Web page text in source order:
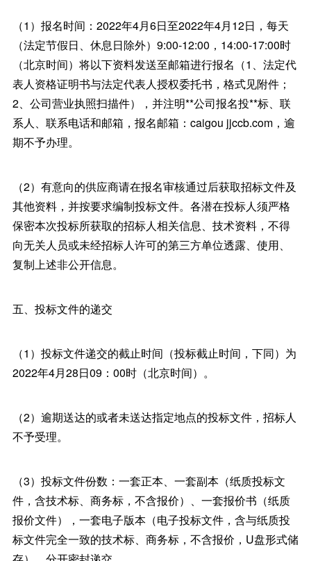
（1）报名时间：2022年4月6日至2022年4月12日，每天
（法定节假日、休息日除外）9:00-12:00，14:00-17:00时
（北京时间）将以下资料发送至邮箱进行报名（1、法定代
表人资格证明书与法定代表人授权委托书，格式见附件；
2、公司营业执照扫描件），并注明**公司报名投**标、联
系人、联系电话和邮箱，报名邮箱：caigou jjccb.com，逾
期不予办理。
（2）有意向的供应商请在报名审核通过后获取招标文件及
其他资料，并按要求编制投标文件。各潜在投标人须严格
保密本次投标所获取的招标人相关信息、技术资料，不得
向无关人员或未经招标人许可的第三方单位透露、使用、
复制上述非公开信息。
五、投标文件的递交
（1）投标文件递交的截止时间（投标截止时间，下同）为
2022年4月28日09：00时（北京时间）。
（2）逾期送达的或者未送达指定地点的投标文件，招标人
不予受理。
（3）投标文件份数：一套正本、一套副本（纸质投标文
件，含技术标、商务标，不含报价）、一套报价书（纸质
报价文件），一套电子版本（电子投标文件，含与纸质投
标文件完全一致的技术标、商务标，不含报价，U盘形式储